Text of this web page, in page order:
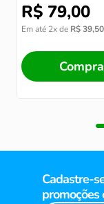
R$ 79,00
Em até 2x de R$ 39,50
Cadastre-
promoções